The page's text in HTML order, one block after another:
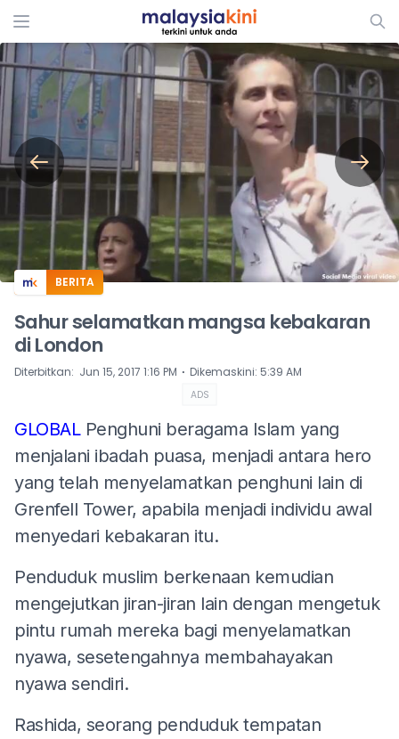
ADS
BERITA
Sahur selamatkan mangsa kebakaran
di London
Diterbitkan: Jun 15, 2017 1:16 PM ⋅ Dikemaskini: 5:39 AM
ADS
GLOBALPenghuni beragama Islam yang
menjalani ibadah puasa, menjadi antara hero
yang telah menyelamatkan penghuni lain di
Grenfell Tower, apabila menjadi individu awal
menyedari kebakaran itu.
Penduduk muslim berkenaan kemudian
mengejutkan jiran-jiran lain dengan mengetuk
pintu rumah mereka bagi menyelamatkan
nyawa, sesetengahnya membahayakan
nyawa sendiri.
Rashida, seorang penduduk tempatan